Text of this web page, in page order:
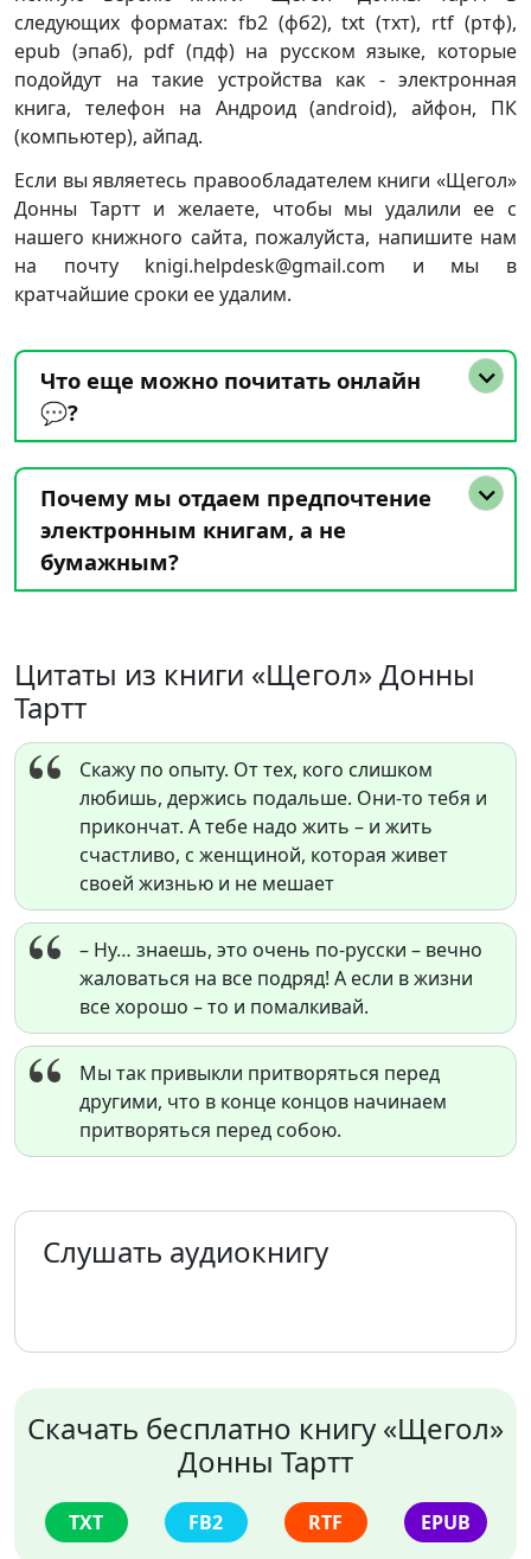
следующих форматах: fb2 (фб2), txt (тхт), rtf (ртф),
epub (эпаб), pdf (пдф) на русском языке, которые
подойдут на такие устройства как - электронная
книга, телефон на Андроид (android), айфон, ПК
(компьютер), айпад.
Если вы являетесь правообладателем книги «Щегол»
Донны Тартт и желаете, чтобы мы удалили ее с
нашего книжного сайта, пожалуйста, напишите нам
на почту knigi.helpdesk@gmail.com и мы в
кратчайшие сроки ее удалим.
Что еще можно почитать онлайн
💬?
Почему мы отдаем предпочтение
электронным книгам, а не
бумажным?
Цитаты из книги «Щегол» Донны
Тартт
Скажу по опыту. От тех, кого слишком
любишь, держись подальше. Они-то тебя и
прикончат. А тебе надо жить – и жить
счастливо, с женщиной, которая живет
своей жизнью и не мешает
– Ну… знаешь, это очень по-русски – вечно
жаловаться на все подряд! А если в жизни
все хорошо – то и помалкивай.
Мы так привыкли притворяться перед
другими, что в конце концов начинаем
притворяться перед собою.
Слушать аудиокнигу
Скачать бесплатно книгу «Щегол»
Донны Тартт
TXT FB2 RTF EPUB